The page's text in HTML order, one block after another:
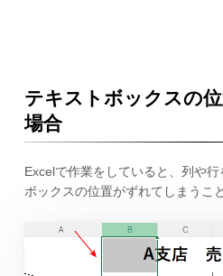
テキストボックスの
場合
Excelで作業をしていると、列や
ボックスの位置がずれてしまうこ